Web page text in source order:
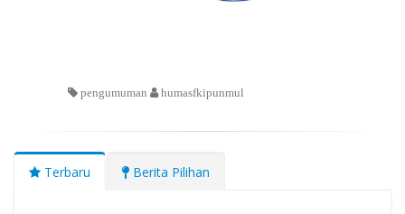
pengumuman humasfkipunmul
Terbaru Berita Pilihan